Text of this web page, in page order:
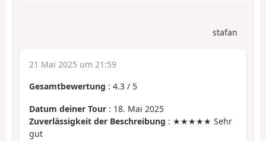
stafan
21 Mai 2025 um 21:59
Gesamtbewertung : 4.3 / 5
Datum deiner Tour : 18. Mai 2025
Zuverlässigkeit der Beschreibung : ★★★★★ Sehr
gut